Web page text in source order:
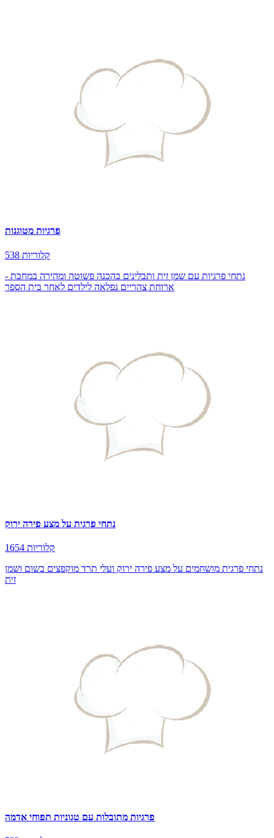
פרגיות מטוגנות
538 קלוריות
נתחי פרגיות עם שמן זית ותבלינים בהכנה פשוטה ומהירה במחבת -
ארוחת צהריים נפלאה לילדים לאחר בית הספר
נתחי פרגית על מצע פירה ירוק
1654 קלוריות
נתחי פרגית מושחמים על מצע פירה ירוק ועלי תרד מוקפצים בשום ושמן
זית
פרגיות מתובלות עם טגוניות תפוחי אדמה